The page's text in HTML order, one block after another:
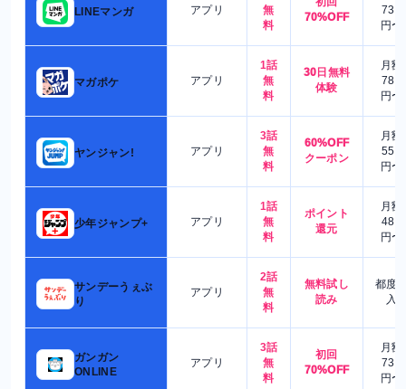
LINEマンガ アプリ
無
料
70%OFF
730
円〜
マガポケ アプリ
1話
無
料
30日無料
体験
月額
780
円〜
ヤンジャン! アプリ
3話
無
料
60%OFF
クーポン
月額
550
円〜
少年ジャンプ+ アプリ
1話
無
料
ポイント
還元
月額
480
円〜
サンデーうぇぶ
り
アプリ
2話
無
料
無料試し
読み
都度
入
ガンガン
ONLINE
アプリ
3話
無
料
初回
70%OFF
月額
730
円〜